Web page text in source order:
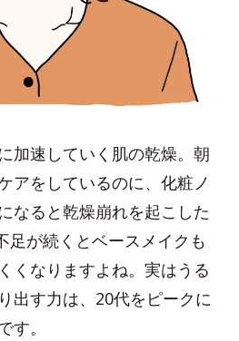
加速していく肌の乾燥。朝
アをしているのに、化粧ノ
なると乾燥崩れを起こした
足が続くとベースメイクも
くなりますよね。実はうる
出す力は、20代をピークに
す。